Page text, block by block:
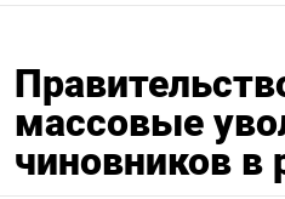
массовые
чиновников в